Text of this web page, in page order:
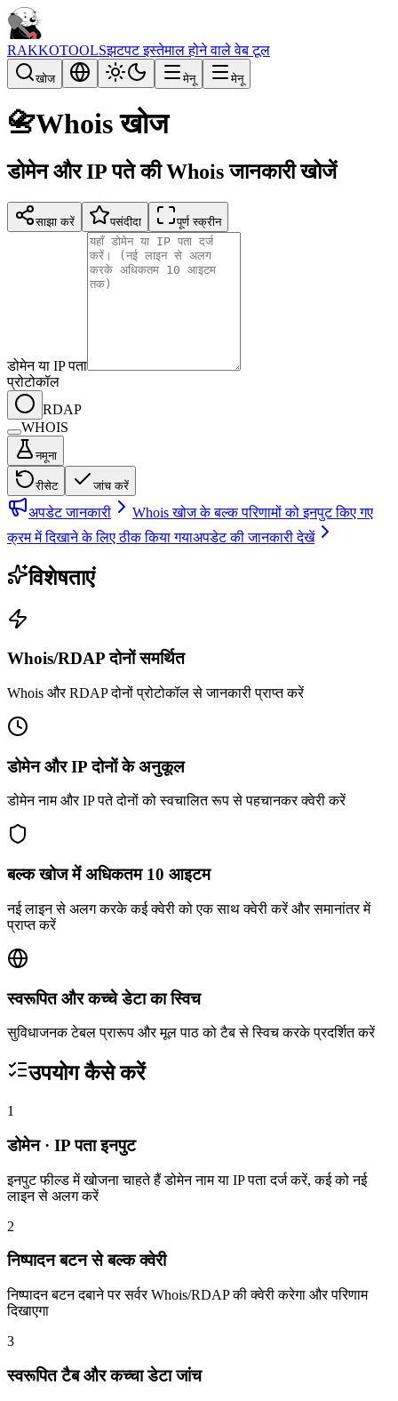
RAKKOTOOLSझटपट इस्तेमाल होने वाले वेब टूल
खोज मेनू मेनू
📇Whois खोज
डोमेन और IP पते की Whois जानकारी खोजें
साझा करें पसंदीदा पूर्ण स्क्रीन
डोमेन या IP पता
प्रोटोकॉल
RDAP
WHOIS
नमूना
रीसेट जांच करें
अपडेट जानकारी
Whois खोज के बल्क परिणामों को इनपुट किए गए
क्रम में दिखाने के लिए ठीक किया गयाअपडेट की जानकारी देखें
विशेषताएं
Whois/RDAP दोनों समर्थित
Whois और RDAP दोनों प्रोटोकॉल से जानकारी प्राप्त करें
डोमेन और IP दोनों के अनुकूल
डोमेन नाम और IP पते दोनों को स्वचालित रूप से पहचानकर क्वेरी करें
बल्क खोज में अधिकतम 10 आइटम
नई लाइन से अलग करके कई क्वेरी को एक साथ क्वेरी करें और समानांतर में
प्राप्त करें
स्वरूपित और कच्चे डेटा का स्विच
सुविधाजनक टेबल प्रारूप और मूल पाठ को टैब से स्विच करके प्रदर्शित करें
उपयोग कैसे करें
1
डोमेन · IP पता इनपुट
इनपुट फील्ड में खोजना चाहते हैं डोमेन नाम या IP पता दर्ज करें, कई को नई
लाइन से अलग करें
2
निष्पादन बटन से बल्क क्वेरी
निष्पादन बटन दबाने पर सर्वर Whois/RDAP की क्वेरी करेगा और परिणाम
दिखाएगा
3
स्वरूपित टैब और कच्चा डेटा जांच